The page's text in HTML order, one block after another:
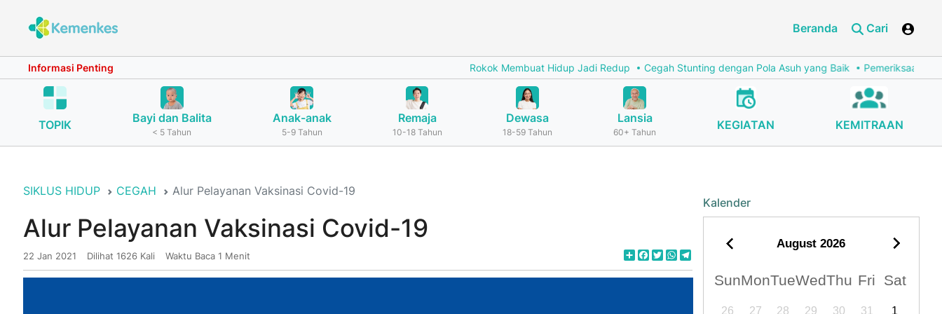
Beranda Cari
Informasi Penting Rokok Membuat Hidup Jadi Redup Cegah Stunting dengan Pola Asuh yang Baik Pemeriksaan
TOPIK Bayi dan Balita
< 5 Tahun
Anak-anak
5-9 Tahun
Remaja
10-18 Tahun
Dewasa
18-59 Tahun
Lansia
60+ Tahun
KEGIATAN KEMITRAAN
SIKLUS HIDUP CEGAH Alur Pelayanan Vaksinasi Covid-19
Alur Pelayanan Vaksinasi Covid-19
22 Jan 2021 Dilihat 1626 Kali Waktu Baca 1 Menit ShareFacebook
TwitterWhatsApp
Kalender
August 2026
SunMonTueWedThu Fri Sat
26 27 28 29 30 31 1